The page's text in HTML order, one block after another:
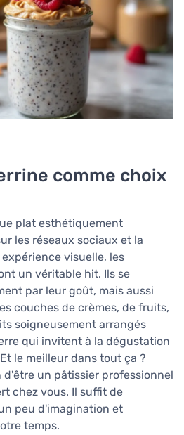
comme choix
plat esthétiquement
les réseaux sociaux et la
visuelle, les
un véritable hit. Ils se
par leur goût, mais aussi
couches de crèmes, de fruits,
soigneusement arrangés
qui invitent à la dégustation
le meilleur dans tout ça ?
d'être un pâtissier professionnel
chez vous. Il suffit de
peu d'imagination et
temps.